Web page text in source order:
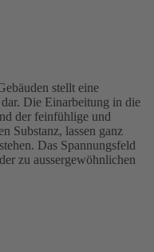
stellt eine
Die Einarbeitung in die
der feinfühlige und
Substanz, lassen ganz
Das Spannungsfeld
zu aussergewöhnlichen